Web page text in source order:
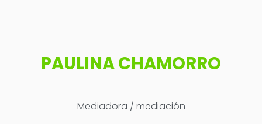
PAULINA CHAMORRO
Mediadora / mediación